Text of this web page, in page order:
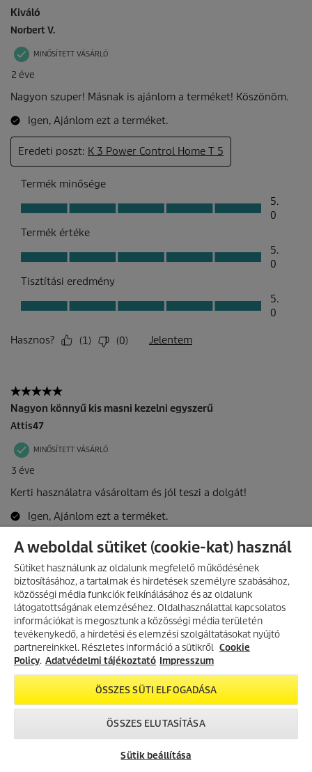
AKCIÓS TERMÉKEK
Fedezd fel folyamatosan frissülő
akciós kínálatunkat, és találd meg
a legjobb ajánlatokat.
AKCIÓK MEGTEKINTÉSE
A weboldal sütiket (cookie-kat) használ
Sütiket használunk az oldalunk megfelelő működésének
biztosításához, a tartalmak és hirdetések személyre szabásához,
közösségi média funkciók felkínálásához és az oldalunk
látogatottságának elemzéséhez. Oldalhasználattal kapcsolatos
információkat is megosztunk a közösségi média területén
tevékenykedő, a hirdetési és elemzési szolgáltatásokat nyújtó
partnereinkkel. Részletes információ a sütikről Cookie
Policy. Adatvédelmi tájékoztató Impresszum
ÖSSZES SÜTI ELFOGADÁSA
ÖSSZES ELUTASÍTÁSA
Sütik beállítása